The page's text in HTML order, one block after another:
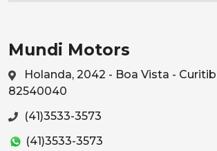
Mundi Motors
Holanda, 2042 - Boa Vista -
82540040
(41)3533-3573
(41)3533-3573